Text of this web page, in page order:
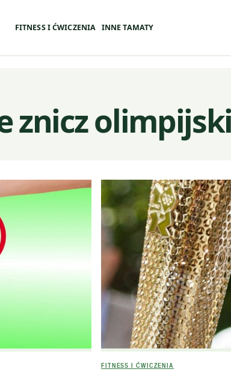
FITNESS I ĆWICZENIA INNE TAMATY
znicz
FITNESS I ĆWICZENIA